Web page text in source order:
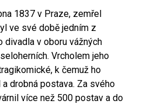
1837 v Praze, zemřel
ve své době jedním z
divadla v oboru vážných
Vrcholem jeho
k čemuž ho
drobná postava. Za svého
více než 500 postav a do